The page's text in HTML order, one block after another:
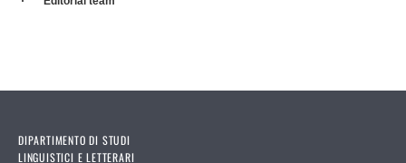
DIPARTIMENTO DI STUDI
LINGUISTICI E LETTERARI